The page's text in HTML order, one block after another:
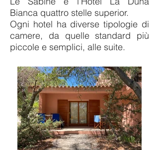
Bianca quattro stelle superior.
Ogni hotel ha diverse tipologie di
camere, da quelle standard più
piccole e semplici, alle suite.